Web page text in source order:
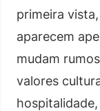
primeira
aparecem
mudam
valores